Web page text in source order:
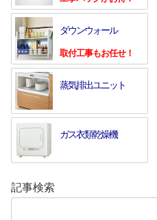
ダウンウォール
取付工事もお任せ！
蒸気排出ユニット
ガス衣類乾燥機
記事検索